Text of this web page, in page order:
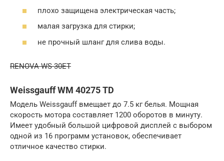
плохо защищена электрическая часть;
малая загрузка для стирки;
не прочный шланг для слива воды.
RENOVA WS-30ET
Weissgauff WM 40275 TD
Модель Weissgauff вмещает до 7.5 кг белья. Мощная
скорость мотора составляет 1200 оборотов в минуту.
Имеет удобный большой цифровой дисплей с выбором
одной из 16 программ установок, обеспечивает
отличное качество стирки.